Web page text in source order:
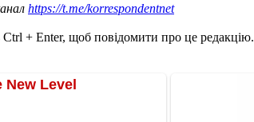
https://t.me/korrespondentnet
Ctrl + Enter, щоб повідомити про це редакцію.